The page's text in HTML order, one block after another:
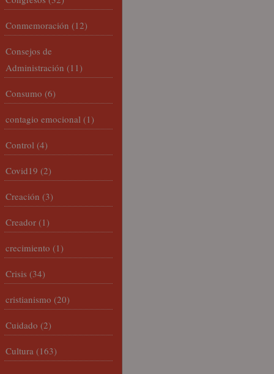
Conmemoración (12)
Consejos de
Administración (11)
Consumo (6)
contagio emocional (1)
Control (4)
Covid19 (2)
Creación (3)
Creador (1)
crecimiento (1)
Crisis (34)
cristianismo (20)
Cuidado (2)
Cultura (163)